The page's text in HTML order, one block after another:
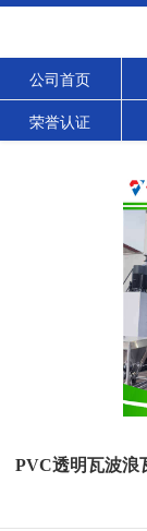
公司首页
荣誉认证
PVC透明瓦波浪